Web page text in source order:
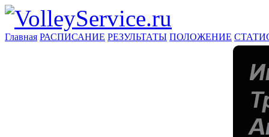
Главная РАСПИСАНИЕ РЕЗУЛЬТАТЫ ПОЛОЖЕНИЕ